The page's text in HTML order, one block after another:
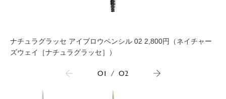
ナチュラグラッセ アイブロウペンシル 02 2,800円（ネイチャー
ズウェイ［ナチュラグラッセ］）
01 / 02